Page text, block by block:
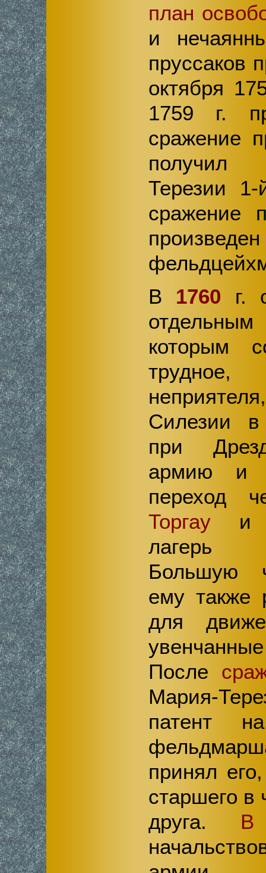
план
и
пруссаков
октября
1759 г.
сражение
получил
Терезии 1-
сражение
В 1760 г.
которым
Силезии
при
армию и
переход
Торгауи
лагерь
Большую
ему также
для
Поcле
Мария-
патент
принял
старшего в
друга. В